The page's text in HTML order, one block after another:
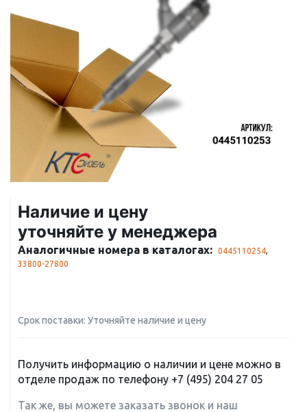
Наличие и цену
уточняйте у менеджера
Аналогичные номера в каталогах: 0445110254,
33800-27800
Срок поставки: Уточняйте наличие и цену
Получить информацию о наличии и цене можно в
отделе продаж по телефону +7 (495) 204 27 05
Так же, вы можете заказать звонок и наш